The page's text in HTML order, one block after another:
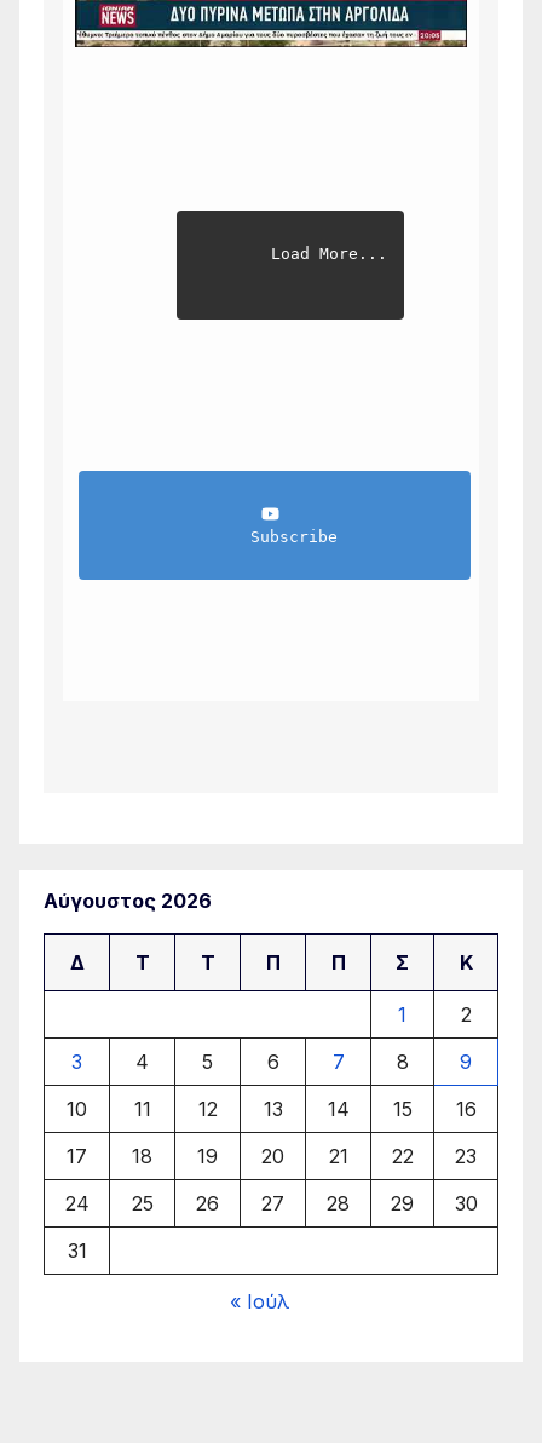
Load More...
                Subscribe
Αύγουστος 2026
Δ Τ Τ Π Π Σ Κ
1
2
3
4 5 6 7 8
9
10
11 12 13 14 15
16
17
18 19 20 21 22
23
24
25 26 27 28 29
30
31
« Ιούλ